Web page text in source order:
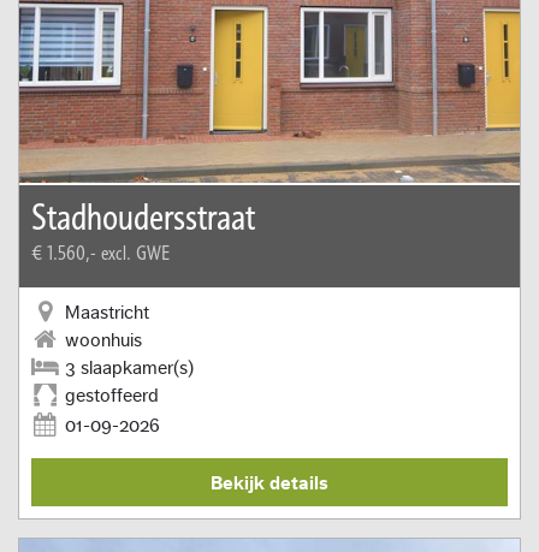
Stadhoudersstraat
€ 1.560,- excl. GWE
Maastricht
woonhuis
3 slaapkamer(s)
gestoffeerd
01-09-2026
Bekijk details